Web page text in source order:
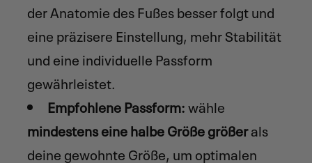
der Anatomie des Fußes besser folgt und
eine präzisere Einstellung, mehr Stabilität
und eine individuelle Passform
gewährleistet.
Empfohlene Passform:wähle
mindestens eine halbe Größe größerals
deine gewohnte Größe, um optimalen